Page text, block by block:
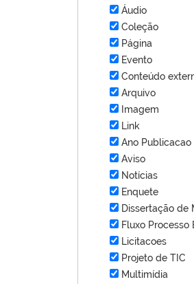
Áudio
Coleção
Página
Evento
Conteúdo
Arquivo
Imagem
Link
Ano
Aviso
Notícias
Enquete
Dissertação de
Fluxo Processo
Licitacoes
Projeto de TIC
Multimídia